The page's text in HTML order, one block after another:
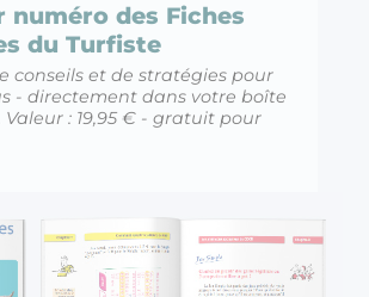
numéro des Fiches
du Turfiste
conseils et de stratégies pour
- directement dans votre boîte
: 19,95 € - gratuit pour